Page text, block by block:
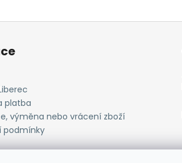
platba
výměna nebo vrácení zboží
podmínky